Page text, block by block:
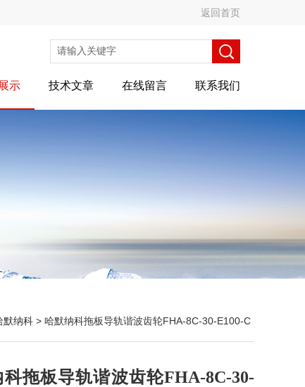
返回首页
示 技术文章 在线留言 联系我们
默纳科 > 哈默纳科拖板导轨谐波齿轮FHA-8C-30-E100-C
拖板导轨谐波齿轮FHA-8C-30-